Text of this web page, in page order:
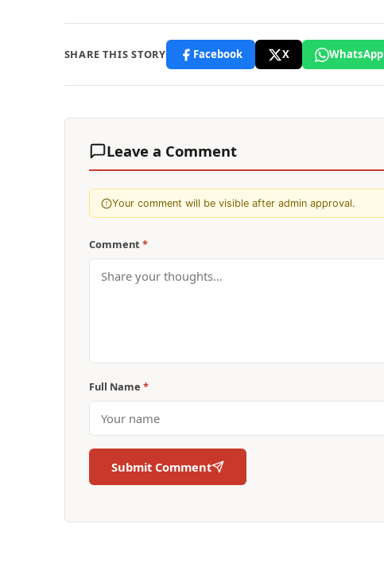
SHARE THIS STORY Facebook X WhatsApp
Leave a Comment
Your comment will be visible after admin approval.
Comment *
Full Name *
Submit Comment